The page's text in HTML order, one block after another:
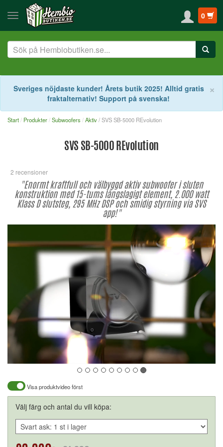
0
×
Sveriges nöjdaste kunder! Årets butik 2025! Alltid gratis
fraktalternativ! Support på svenska!
Start Produkter Subwoofers Aktiv/ SVS SB-5000 REvolution
SVS SB-5000 REvolution
2 recensioner
"Enormt kraftfull och välbyggd aktiv subwoofer i sluten
konstruktion med 15-tums långslagigt element, 2.000 watt
Klass D slutsteg, 295 MHz DSP och smidig styrning via SVS
app!"
Visa produktvideo först
Välj färg och antal du vill köpa: